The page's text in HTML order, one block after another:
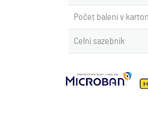
Počet balení v
Celní sazebník